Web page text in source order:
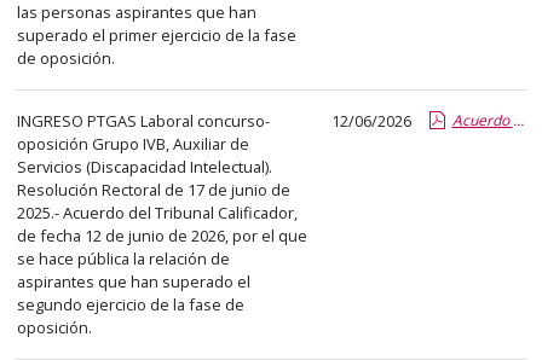
la
fecha
de
publicación,
en
la
última
columna
el
enlace
que
abre
las personas aspirantes que han
superado el primer ejercicio de la fase
de oposición.
INGRESO PTGAS Laboral concurso-
oposición Grupo IVB, Auxiliar de
Servicios (Discapacidad Intelectual).
Resolución Rectoral de 17 de junio de
2025.- Acuerdo del Tribunal Calificador,
de fecha 12 de junio de 2026, por el que
se hace pública la relación de
aspirantes que han superado el
segundo ejercicio de la fase de
oposición.
12/06/2026 Acuerdo aprobados segundo ejerc Aux. Serv. DI.pdf.pdf